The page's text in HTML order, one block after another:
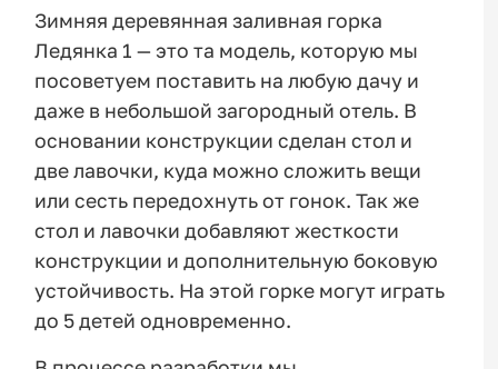
Зимняя деревянная заливная горка
Ледянка 1 — это та модель, которую мы
посоветуем поставить на любую дачу и
даже в небольшой загородный отель. В
основании конструкции сделан стол и
две лавочки, куда можно сложить вещи
или сесть передохнуть от гонок. Так же
стол и лавочки добавляют жесткости
конструкции и дополнительную боковую
устойчивость. На этой горке могут играть
до 5 детей одновременно.